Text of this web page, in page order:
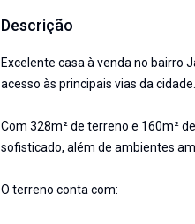
Descrição
Excelente casa à venda no bairro
acesso às principais vias da cidade.
Com 328m² de terreno e 160m²
sofisticado, além de ambientes
O terreno conta com: